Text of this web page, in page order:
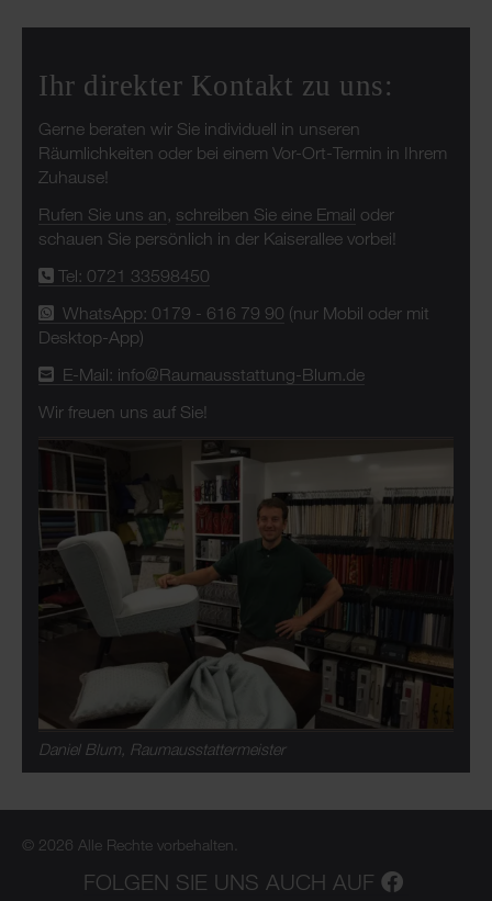
Ihr direkter Kontakt zu uns:
Gerne beraten wir Sie individuell in unseren
Räumlichkeiten oder bei einem Vor-Ort-Termin in Ihrem
Zuhause!
Rufen Sie uns an, schreiben Sie eine Email oder
schauen Sie persönlich in der Kaiserallee vorbei!
Tel: 0721 33598450
WhatsApp: 0179 - 616 79 90 (nur Mobil oder mit
Desktop-App)
E-Mail: info@Raumausstattung-Blum.de
Wir freuen uns auf Sie!
Daniel Blum, Raumausstattermeister
© 2026 Alle Rechte vorbehalten.
FOLGEN SIE UNS AUCH AUF